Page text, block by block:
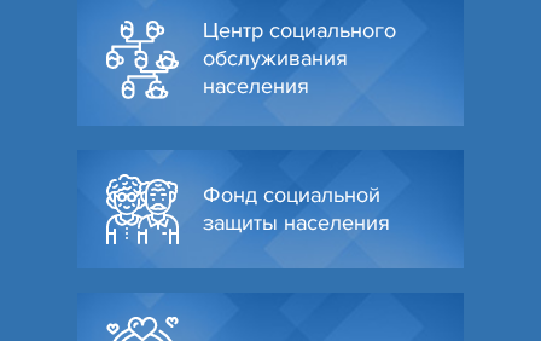
Центр социального
обслуживания
населения
Фонд социальной
защиты населения